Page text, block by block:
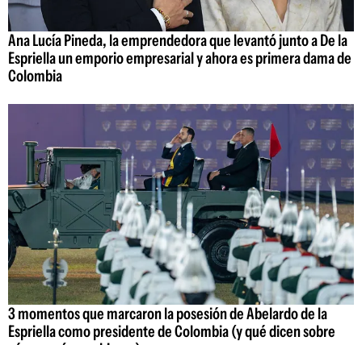
Ana Lucía Pineda, la emprendedora que levantó junto a De la
Espriella un emporio empresarial y ahora es primera dama de
Colombia
3 momentos que marcaron la posesión de Abelardo de la
Espriella como presidente de Colombia (y qué dicen sobre